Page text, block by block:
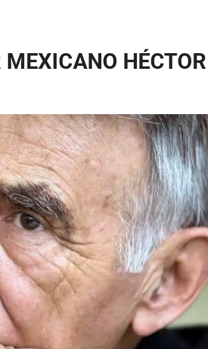
MEXICANO HÉCTOR